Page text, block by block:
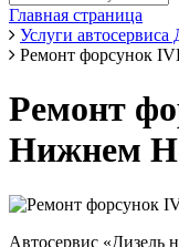
Главная страница
Услуги
Ремонт форсунок
Ремонт
Нижнем
Автосервис «Дизель